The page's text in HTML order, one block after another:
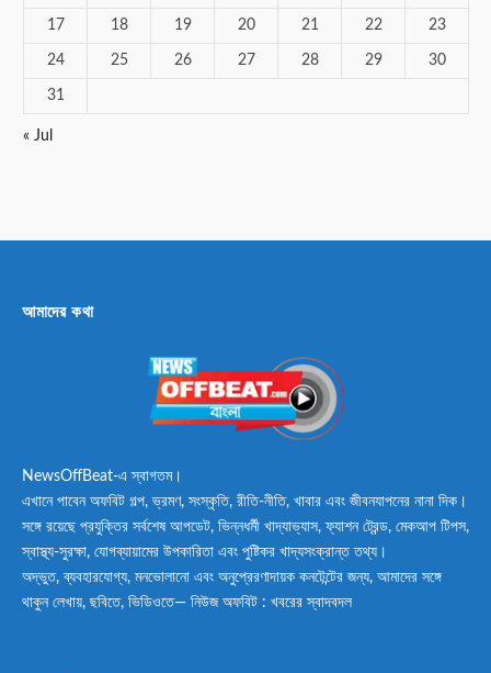
17 18 19 20 21 22 23
24 25 26 27 28 29 30
31
« Jul
আমাদের কথা
NewsOffBeat-এ স্বাগতম।
এখানে পাবেন অফবিট গল্প, ভ্রমণ, সংস্কৃতি, রীতি-নীতি, খাবার এবং জীবনযাপনের নানা দিক।
সঙ্গে রয়েছে প্রযুক্তির সর্বশেষ আপডেট, ভিন্নধর্মী খাদ্যাভ্যাস, ফ্যাশন ট্রেন্ড, মেকআপ টিপস,
স্বাস্থ্য-সুরক্ষা, যোগব্যায়ামের উপকারিতা এবং পুষ্টিকর খাদ্যসংক্রান্ত তথ্য।
অদ্ভুত, ব্যবহারযোগ্য, মনভোলানো এবং অনুপ্রেরণাদায়ক কনটেন্টের জন্য, আমাদের সঙ্গে
থাকুন লেখায়, ছবিতে, ভিডিওতে— নিউজ অফবিট : খবরের স্বাদবদল